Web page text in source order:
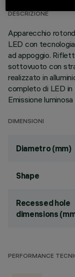
DESCRIZIONE
Apparecchio
LED con
ad appoggio.
sottovuoto con
realizzato in
completo di LED
Emissione
DIMENSIONI
Diametro (mm)
Shape
Recessed hole
dimensions
PERFORMANCE